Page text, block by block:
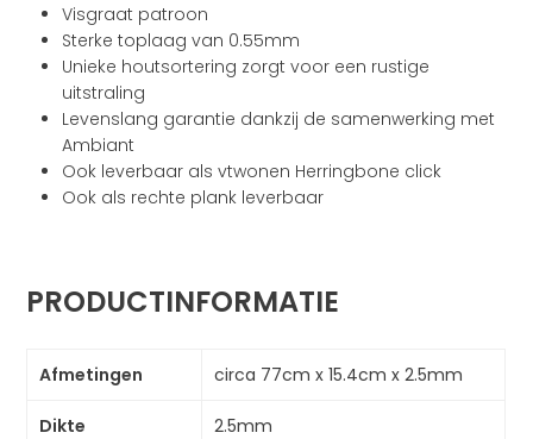
Visgraat patroon
Sterke toplaag van 0.55mm
Unieke houtsortering zorgt voor een rustige
uitstraling
Levenslang garantie dankzij de samenwerking met
Ambiant
Ook leverbaar als vtwonen Herringbone click
Ook als rechte plank leverbaar
PRODUCTINFORMATIE
Afmetingen circa 77cm x 15.4cm x 2.5mm
Dikte 2.5mm